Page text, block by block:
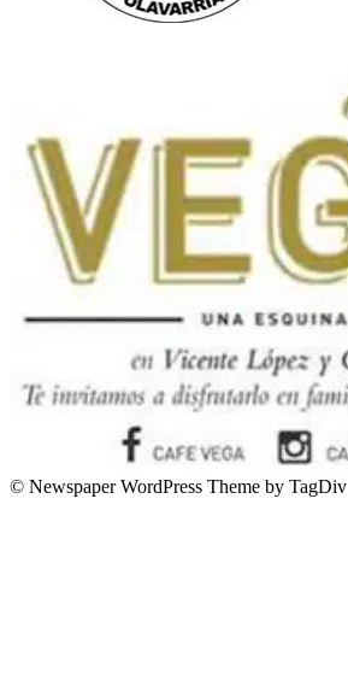
© Newspaper WordPress Theme by TagDiv